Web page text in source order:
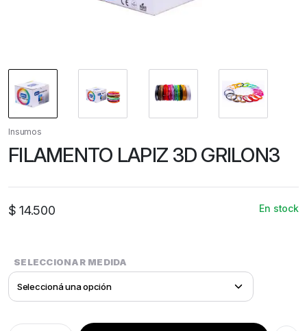
Insumos
FILAMENTO LAPIZ 3D GRILON3
$ 14.500 En stock
SELECCIONAR MEDIDA